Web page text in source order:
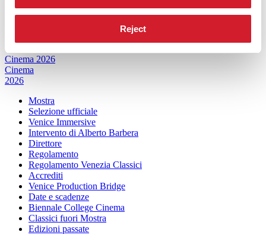
Reject
Servizi al pubblico
Come raggiungerci
Cinema 2026
Cinema
2026
Mostra
Selezione ufficiale
Venice Immersive
Intervento di Alberto Barbera
Direttore
Regolamento
Regolamento Venezia Classici
Accrediti
Venice Production Bridge
Date e scadenze
Biennale College Cinema
Classici fuori Mostra
Edizioni passate